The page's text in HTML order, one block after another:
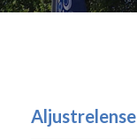
Aljustrelense